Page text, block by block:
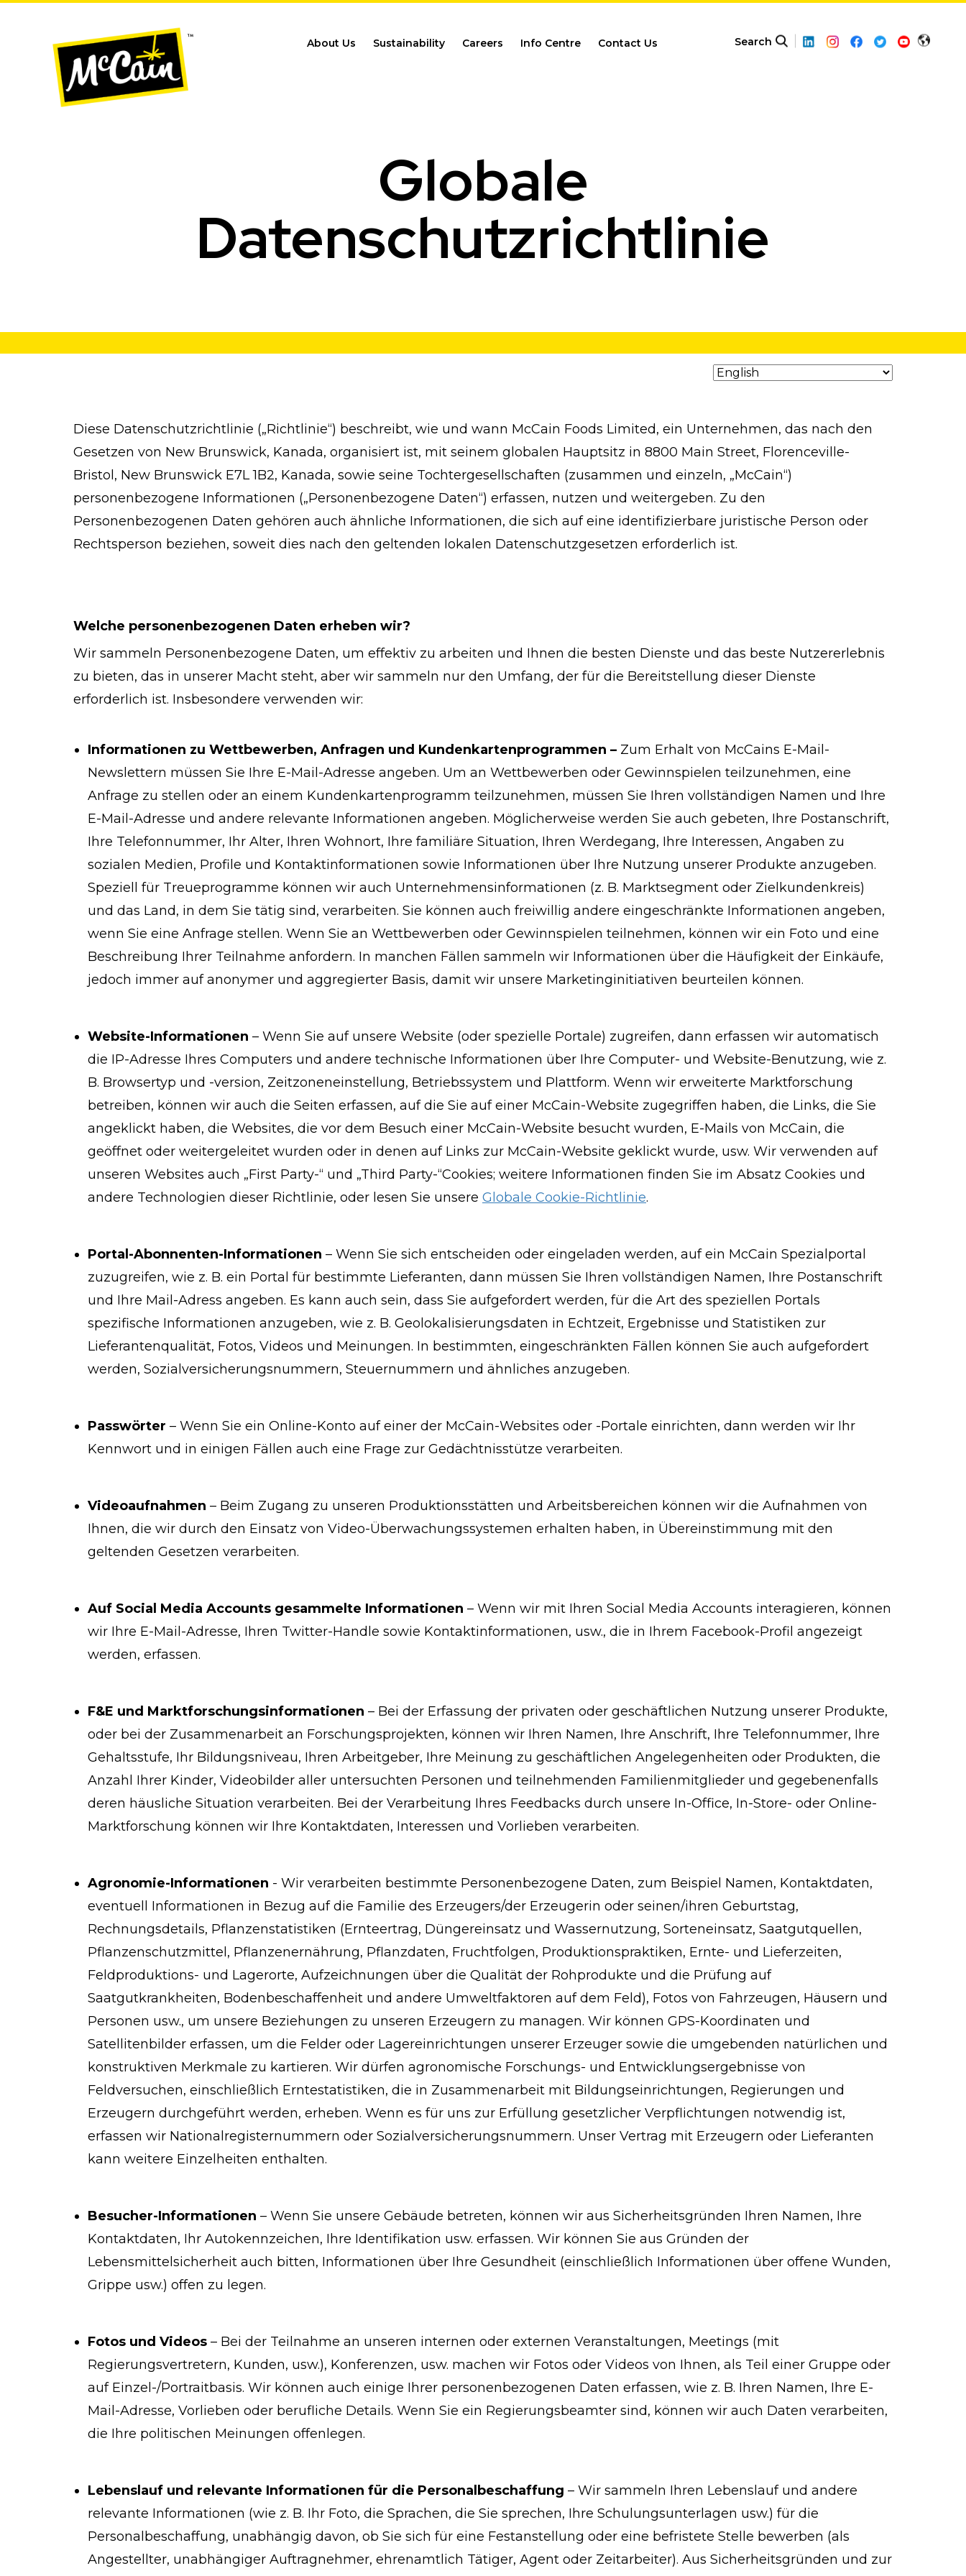
About Us Sustainability Careers Info Centre Contact Us Search
​Globale
Datenschutzrichtlinie​
Diese Datenschutzrichtlinie („Richtlinie“) beschreibt, wie und wann McCain Foods Limited, ein Unternehmen, das nach den
Gesetzen von New Brunswick, Kanada, organisiert ist, mit seinem globalen Hauptsitz in 8800 Main Street, Florenceville-
Bristol, New Brunswick E7L 1B2, Kanada, sowie seine Tochtergesellschaften (zusammen und einzeln, „McCain“)
personenbezogene Informationen („Personenbezogene Daten“) erfassen, nutzen und weitergeben. Zu den
Personenbezogenen Daten gehören auch ähnliche Informationen, die sich auf eine identifizierbare juristische Person oder
Rechtsperson beziehen, soweit dies nach den geltenden lokalen Datenschutzgesetzen erforderlich ist.
Welche personenbezogenen Daten erheben wir?
Wir sammeln Personenbezogene Daten, um effektiv zu arbeiten und Ihnen die besten Dienste und das beste Nutzererlebnis
zu bieten, das in unserer Macht steht, aber wir sammeln nur den Umfang, der für die Bereitstellung dieser Dienste
erforderlich ist. Insbesondere verwenden wir:
Informationen zu Wettbewerben, Anfragen und Kundenkartenprogrammen – Zum Erhalt von McCains E-Mail-
Newslettern müssen Sie Ihre E-Mail-Adresse angeben. Um an Wettbewerben oder Gewinnspielen teilzunehmen, eine
Anfrage zu stellen oder an einem Kundenkartenprogramm teilzunehmen, müssen Sie Ihren vollständigen Namen und Ihre
E-Mail-Adresse und andere relevante Informationen angeben. Möglicherweise werden Sie auch gebeten, Ihre Postanschrift,
Ihre Telefonnummer, Ihr Alter, Ihren Wohnort, Ihre familiäre Situation, Ihren Werdegang, Ihre Interessen, Angaben zu
sozialen Medien, Profile und Kontaktinformationen sowie Informationen über Ihre Nutzung unserer Produkte anzugeben.
Speziell für Treueprogramme können wir auch Unternehmensinformationen (z. B. Marktsegment oder Zielkundenkreis)
und das Land, in dem Sie tätig sind, verarbeiten. Sie können auch freiwillig andere eingeschränkte Informationen angeben,
wenn Sie eine Anfrage stellen. Wenn Sie an Wettbewerben oder Gewinnspielen teilnehmen, können wir ein Foto und eine
Beschreibung Ihrer Teilnahme anfordern. In manchen Fällen sammeln wir Informationen über die Häufigkeit der Einkäufe,
jedoch immer auf anonymer und aggregierter Basis, damit wir unsere Marketinginitiativen beurteilen können.
Website-Informationen – Wenn Sie auf unsere Website (oder spezielle Portale) zugreifen, dann erfassen wir automatisch
die IP-Adresse Ihres Computers und andere technische Informationen über Ihre Computer- und Website-Benutzung, wie z.
B. Browsertyp und -version, Zeitzoneneinstellung, Betriebssystem und Plattform. Wenn wir erweiterte Marktforschung
betreiben, können wir auch die Seiten erfassen, auf die Sie auf einer McCain-Website zugegriffen haben, die Links, die Sie
angeklickt haben, die Websites, die vor dem Besuch einer McCain-Website besucht wurden, E-Mails von McCain, die
geöffnet oder weitergeleitet wurden oder in denen auf Links zur McCain-Website geklickt wurde, usw. Wir verwenden auf
unseren Websites auch „First Party-“ und „Third Party-“Cookies; weitere Informationen finden Sie im Absatz Cookies und
andere Technologien dieser Richtlinie, oder lesen Sie unsere Globale Cookie-Richtlinie.
Portal-Abonnenten-Informationen – Wenn Sie sich entscheiden oder eingeladen werden, auf ein McCain Spezialportal
zuzugreifen, wie z. B. ein Portal für bestimmte Lieferanten, dann müssen Sie Ihren vollständigen Namen, Ihre Postanschrift
und Ihre Mail-Adress angeben. Es kann auch sein, dass Sie aufgefordert werden, für die Art des speziellen Portals
spezifische Informationen anzugeben, wie z. B. Geolokalisierungsdaten in Echtzeit, Ergebnisse und Statistiken zur
Lieferantenqualität, Fotos, Videos und Meinungen. In bestimmten, eingeschränkten Fällen können Sie auch aufgefordert
werden, Sozialversicherungsnummern, Steuernummern und ähnliches anzugeben.
Passwörter – Wenn Sie ein Online-Konto auf einer der McCain-Websites oder -Portale einrichten, dann werden wir Ihr
Kennwort und in einigen Fällen auch eine Frage zur Gedächtnisstütze verarbeiten.
Videoaufnahmen – Beim Zugang zu unseren Produktionsstätten und Arbeitsbereichen können wir die Aufnahmen von
Ihnen, die wir durch den Einsatz von Video-Überwachungssystemen erhalten haben, in Übereinstimmung mit den
geltenden Gesetzen verarbeiten.
Auf Social Media Accounts gesammelte Informationen – Wenn wir mit Ihren Social Media Accounts interagieren, können
wir Ihre E-Mail-Adresse, Ihren Twitter-Handle sowie Kontaktinformationen, usw., die in Ihrem Facebook-Profil angezeigt
werden, erfassen.
F&E und Marktforschungsinformationen – Bei der Erfassung der privaten oder geschäftlichen Nutzung unserer Produkte,
oder bei der Zusammenarbeit an Forschungsprojekten, können wir Ihren Namen, Ihre Anschrift, Ihre Telefonnummer, Ihre
Gehaltsstufe, Ihr Bildungsniveau, Ihren Arbeitgeber, Ihre Meinung zu geschäftlichen Angelegenheiten oder Produkten, die
Anzahl Ihrer Kinder, Videobilder aller untersuchten Personen und teilnehmenden Familienmitglieder und gegebenenfalls
deren häusliche Situation verarbeiten. Bei der Verarbeitung Ihres Feedbacks durch unsere In-Office, In-Store- oder Online-
Marktforschung können wir Ihre Kontaktdaten, Interessen und Vorlieben verarbeiten.
Agronomie-Informationen - Wir verarbeiten bestimmte Personenbezogene Daten, zum Beispiel Namen, Kontaktdaten,
eventuell Informationen in Bezug auf die Familie des Erzeugers/der Erzeugerin oder seinen/ihren Geburtstag,
Rechnungsdetails, Pflanzenstatistiken (Ernteertrag, Düngereinsatz und Wassernutzung, Sorteneinsatz, Saatgutquellen,
Pflanzenschutzmittel, Pflanzenernährung, Pflanzdaten, Fruchtfolgen, Produktionspraktiken, Ernte- und Lieferzeiten,
Feldproduktions- und Lagerorte, Aufzeichnungen über die Qualität der Rohprodukte und die Prüfung auf
Saatgutkrankheiten, Bodenbeschaffenheit und andere Umweltfaktoren auf dem Feld), Fotos von Fahrzeugen, Häusern und
Personen usw., um unsere Beziehungen zu unseren Erzeugern zu managen. Wir können GPS-Koordinaten und
Satellitenbilder erfassen, um die Felder oder Lagereinrichtungen unserer Erzeuger sowie die umgebenden natürlichen und
konstruktiven Merkmale zu kartieren. Wir dürfen agronomische Forschungs- und Entwicklungsergebnisse von
Feldversuchen, einschließlich Erntestatistiken, die in Zusammenarbeit mit Bildungseinrichtungen, Regierungen und
Erzeugern durchgeführt werden, erheben. Wenn es für uns zur Erfüllung gesetzlicher Verpflichtungen notwendig ist,
erfassen wir Nationalregisternummern oder Sozialversicherungsnummern. Unser Vertrag mit Erzeugern oder Lieferanten
kann weitere Einzelheiten enthalten.
Besucher-Informationen – Wenn Sie unsere Gebäude betreten, können wir aus Sicherheitsgründen Ihren Namen, Ihre
Kontaktdaten, Ihr Autokennzeichen, Ihre Identifikation usw. erfassen. Wir können Sie aus Gründen der
Lebensmittelsicherheit auch bitten, Informationen über Ihre Gesundheit (einschließlich Informationen über offene Wunden,
Grippe usw.) offen zu legen.
Fotos und Videos – Bei der Teilnahme an unseren internen oder externen Veranstaltungen, Meetings (mit
Regierungsvertretern, Kunden, usw.), Konferenzen, usw. machen wir Fotos oder Videos von Ihnen, als Teil einer Gruppe oder
auf Einzel-/Portraitbasis. Wir können auch einige Ihrer personenbezogenen Daten erfassen, wie z. B. Ihren Namen, Ihre E-
Mail-Adresse, Vorlieben oder berufliche Details. Wenn Sie ein Regierungsbeamter sind, können wir auch Daten verarbeiten,
die Ihre politischen Meinungen offenlegen.
Lebenslauf und relevante Informationen für die Personalbeschaffung – Wir sammeln Ihren Lebenslauf und andere
relevante Informationen (wie z. B. Ihr Foto, die Sprachen, die Sie sprechen, Ihre Schulungsunterlagen usw.) für die
Personalbeschaffung, unabhängig davon, ob Sie sich für eine Festanstellung oder eine befristete Stelle bewerben (als
Angestellter, unabhängiger Auftragnehmer, ehrenamtlich Tätiger, Agent oder Zeitarbeiter). Aus Sicherheitsgründen und zur